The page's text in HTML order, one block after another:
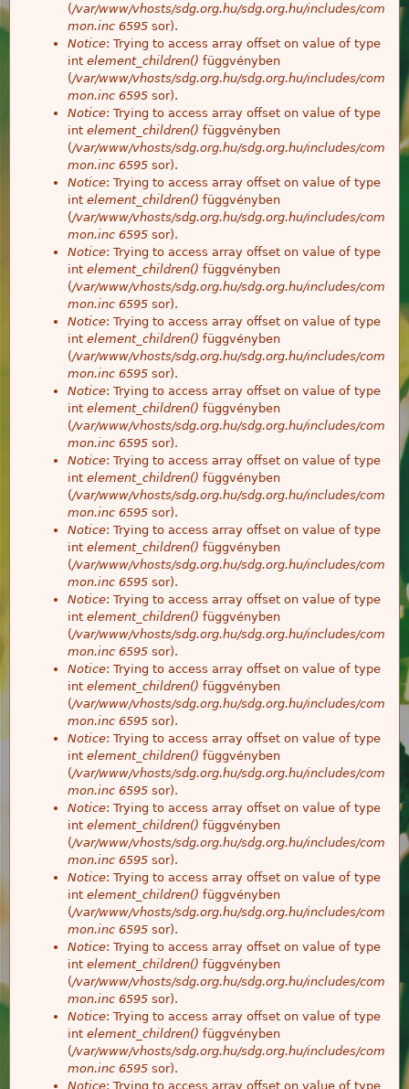
(/var/www/vhosts/sdg.org.hu/sdg.org.hu/includes/com
mon.inc 6595 sor).
Notice: Trying to access array offset on value of type
int element_children() függvényben
(/var/www/vhosts/sdg.org.hu/sdg.org.hu/includes/com
mon.inc 6595 sor).
Notice: Trying to access array offset on value of type
int element_children() függvényben
(/var/www/vhosts/sdg.org.hu/sdg.org.hu/includes/com
mon.inc 6595 sor).
Notice: Trying to access array offset on value of type
int element_children() függvényben
(/var/www/vhosts/sdg.org.hu/sdg.org.hu/includes/com
mon.inc 6595 sor).
Notice: Trying to access array offset on value of type
int element_children() függvényben
(/var/www/vhosts/sdg.org.hu/sdg.org.hu/includes/com
mon.inc 6595 sor).
Notice: Trying to access array offset on value of type
int element_children() függvényben
(/var/www/vhosts/sdg.org.hu/sdg.org.hu/includes/com
mon.inc 6595 sor).
Notice: Trying to access array offset on value of type
int element_children() függvényben
(/var/www/vhosts/sdg.org.hu/sdg.org.hu/includes/com
mon.inc 6595 sor).
Notice: Trying to access array offset on value of type
int element_children() függvényben
(/var/www/vhosts/sdg.org.hu/sdg.org.hu/includes/com
mon.inc 6595 sor).
Notice: Trying to access array offset on value of type
int element_children() függvényben
(/var/www/vhosts/sdg.org.hu/sdg.org.hu/includes/com
mon.inc 6595 sor).
Notice: Trying to access array offset on value of type
int element_children() függvényben
(/var/www/vhosts/sdg.org.hu/sdg.org.hu/includes/com
mon.inc 6595 sor).
Notice: Trying to access array offset on value of type
int element_children() függvényben
(/var/www/vhosts/sdg.org.hu/sdg.org.hu/includes/com
mon.inc 6595 sor).
Notice: Trying to access array offset on value of type
int element_children() függvényben
(/var/www/vhosts/sdg.org.hu/sdg.org.hu/includes/com
mon.inc 6595 sor).
Notice: Trying to access array offset on value of type
int element_children() függvényben
(/var/www/vhosts/sdg.org.hu/sdg.org.hu/includes/com
mon.inc 6595 sor).
Notice: Trying to access array offset on value of type
int element_children() függvényben
(/var/www/vhosts/sdg.org.hu/sdg.org.hu/includes/com
mon.inc 6595 sor).
Notice: Trying to access array offset on value of type
int element_children() függvényben
(/var/www/vhosts/sdg.org.hu/sdg.org.hu/includes/com
mon.inc 6595 sor).
Notice: Trying to access array offset on value of type
int element_children() függvényben
(/var/www/vhosts/sdg.org.hu/sdg.org.hu/includes/com
mon.inc 6595 sor).
Notice: Trying to access array offset on value of type